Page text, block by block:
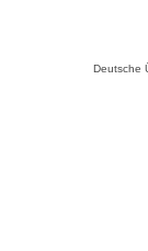
Deutsche